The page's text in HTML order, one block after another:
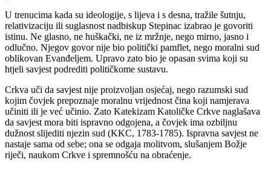
U trenucima kada su ideologije, s lijeva i s desna, tražile šutnju,
relativizaciju ili suglasnost nadbiskup Stepinac izabrao je govoriti
istinu. Ne glasno, ne huškački, ne iz mržnje, nego mirno, jasno i
odlučno. Njegov govor nije bio politički pamflet, nego moralni sud
oblikovan Evanđeljem. Upravo zato bio je opasan svima koji su
htjeli savjest podrediti političkome sustavu.
Crkva uči da savjest nije proizvoljan osjećaj, nego razumski sud
kojim čovjek prepoznaje moralnu vrijednost čina koji namjerava
učiniti ili je već učinio. Zato Katekizam Katoličke Crkve naglašava
da savjest mora biti ispravno odgojena, a čovjek ima ozbiljnu
dužnost slijediti njezin sud (KKC, 1783-1785). Ispravna savjest ne
nastaje sama od sebe; ona se odgaja molitvom, slušanjem Božje
riječi, naukom Crkve i spremnošću na obraćenje.